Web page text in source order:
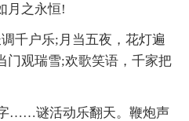
月之永恒!
千户乐;月当五夜，花灯遍
门观瑞雪;欢歌笑语，千家把
……谜活动乐翻天。鞭炮声